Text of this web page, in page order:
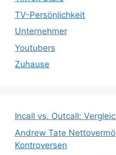
TV-Persönlichkeit
Unternehmer
Youtubers
Zuhause
Incall vs. Outcall:
Andrew Tate
Kontroversen